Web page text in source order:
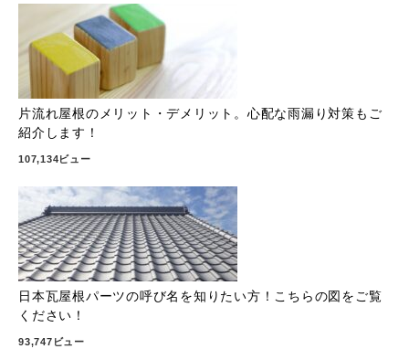
片流れ屋根のメリット・デメリット。心配な雨漏り対策もご
紹介します！
107,134ビュー
日本瓦屋根パーツの呼び名を知りたい方！こちらの図をご覧
ください！
93,747ビュー